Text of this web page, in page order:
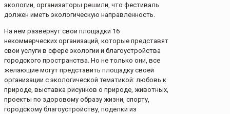
экологии, организаторы решили, что фестиваль
должен иметь экологическую направленность.
На нем развернут свои площадки 16
некоммерческих организаций, которые представят
свои услуги в сфере экологии и благоустройства
городского пространства. Но не только они, все
желающие могут представить площадку своей
организации с экологической тематикой: любовь к
природе, выставка рисунков о природе, животных,
проекты по здоровому образу жизни, спорту,
городскому благоустройству, поделки из